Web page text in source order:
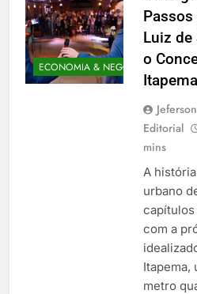
ECONOMIA & NEGÓCIOS
Luiz de
o
Itapema
Editorial
mins
A
urbano
com a
Itapema,
metro